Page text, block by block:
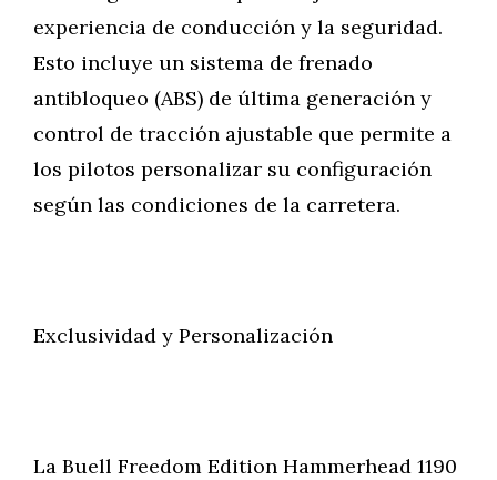
experiencia de conducción y la seguridad.
Esto incluye un sistema de frenado
antibloqueo (ABS) de última generación y
control de tracción ajustable que permite a
los pilotos personalizar su configuración
según las condiciones de la carretera.
Exclusividad y Personalización
La Buell Freedom Edition Hammerhead 1190